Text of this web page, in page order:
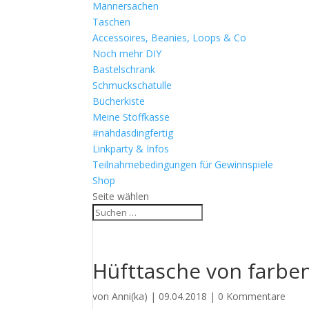
Männersachen
Taschen
Accessoires, Beanies, Loops & Co
Noch mehr DIY
Bastelschrank
Schmuckschatulle
Bücherkiste
Meine Stoffkasse
#nähdasdingfertig
Linkparty & Infos
Teilnahmebedingungen für Gewinnspiele
Shop
Seite wählen
Hüfttasche von
vonAnni(ka) | 09.04.2018 | 0 Kommentare